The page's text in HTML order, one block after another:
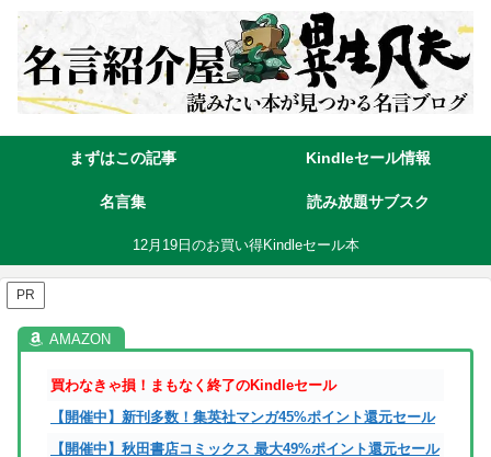
まずはこの記事 Kindleセール情報
名言集 読み放題サブスク
12月19日のお買い得Kindleセール本
PR
買わなきゃ損！まもなく終了のKindleセール
【開催中】新刊多数！集英社マンガ45%ポイント還元セール
【開催中】秋田書店コミックス 最大49%ポイント還元セール